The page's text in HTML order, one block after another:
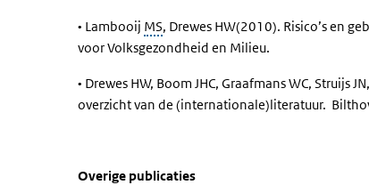
• Lambooij MS, Drewes HW(2010). Risico’s en
voor Volksgezondheid en Milieu.
• Drewes HW, Boom JHC, Graafmans WC, Struijs
overzicht van de (internationale)literatuur.
Overige publicaties